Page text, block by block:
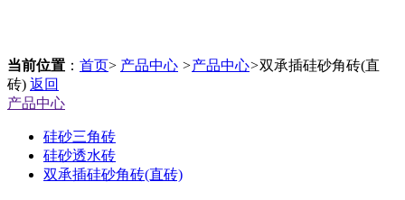
当前位置 ： 首页> 产品中心 >产品中心>双承插硅砂角砖(直
砖) 返回
产品中心
硅砂三角砖
硅砂透水砖
双承插硅砂角砖(直砖)